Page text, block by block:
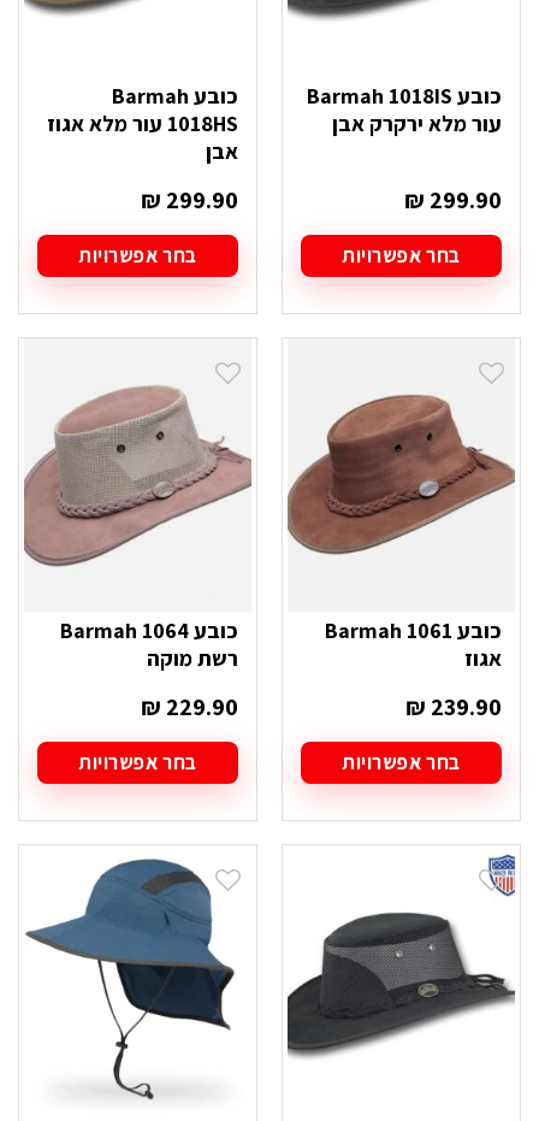
כובע Barmah 1018IS
עור מלא ירקרק אבן
₪ 299.90
בחר אפשרויות
זה
יש
סוגים.
לבחור
את
האפשרויות
בעמוד
המוצר
כובע Barmah
1018HS עור מלא אגוז
אבן
₪ 299.90
בחר אפשרויות
זה
יש
סוגים.
לבחור
את
האפשרויות
בעמוד
המוצר
כובע Barmah 1061
אגוז
₪ 239.90
בחר אפשרויות
זה
יש
מספר
סוגים.
לבחור
האפשרויות
בעמוד
המוצר
כובע Barmah 1064
רשת מוקה
₪ 229.90
בחר אפשרויות
זה
יש
סוגים.
ניתן
לבחור
את
האפשרויות
בעמוד
המוצר